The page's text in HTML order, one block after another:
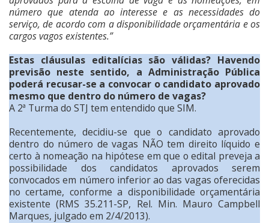
número que atenda ao interesse e as necessidades do
serviço, de acordo com a disponibilidade orçamentária e os
cargos vagos existentes.”
Estas cláusulas editalícias são válidas? Havendo
previsão neste sentido, a Administração Pública
poderá recusar-se a convocar o candidato aprovado
mesmo que dentro do número de vagas?
A 2ª Turma do STJ tem entendido que SIM.
Recentemente, decidiu-se que o candidato aprovado
dentro do número de vagas NÃO tem direito líquido e
certo à nomeação na hipótese em que o edital preveja a
possibilidade dos candidatos aprovados serem
convocados em número inferior ao das vagas oferecidas
no certame, conforme a disponibilidade orçamentária
existente (RMS 35.211-SP, Rel. Min. Mauro Campbell
Marques, julgado em 2/4/2013).